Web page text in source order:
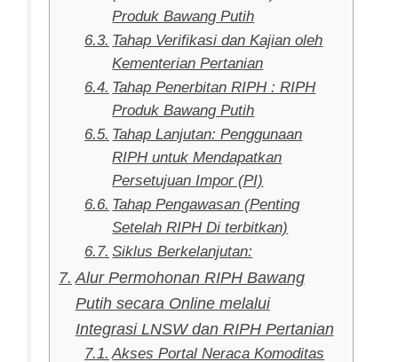
Produk Bawang Putih
Tahap Verifikasi dan Kajian oleh
Kementerian Pertanian
Tahap Penerbitan RIPH : RIPH
Produk Bawang Putih
Tahap Lanjutan: Penggunaan
RIPH untuk Mendapatkan
Persetujuan Impor (PI)
Tahap Pengawasan (Penting
Setelah RIPH Di terbitkan)
Siklus Berkelanjutan:
Alur Permohonan RIPH Bawang
Putih secara Online melalui
Integrasi LNSW dan RIPH Pertanian
Akses Portal Neraca Komoditas